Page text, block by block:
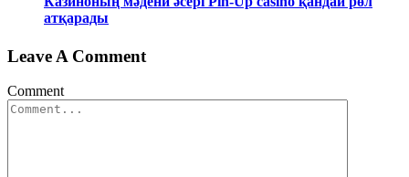
атқарады
Leave A Comment
Comment